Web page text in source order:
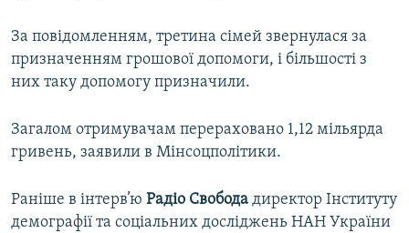
За повідомленням, третина сімей звернулася за
призначенням грошової допомоги, і більшості з
них таку допомогу призначили.
Загалом отримувачам перераховано 1,12 мільярда
гривень, заявили в Мінсоцполітики.
Раніше в інтерв’ю Радіо Свобода директор Інституту
демографії та соціальних досліджень НАН України